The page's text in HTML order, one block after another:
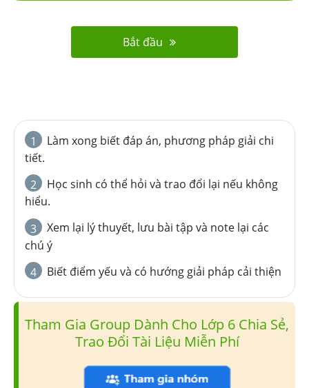
Bắt đầu
1
Làm xong biết đáp án, phương pháp giải chi
tiết.
2
Học sinh có thể hỏi và trao đổi lại nếu không
hiểu.
3
Xem lại lý thuyết, lưu bài tập và note lại các
chú ý
4
Biết điểm yếu và có hướng giải pháp cải thiện
Tham Gia Group Dành Cho Lớp 6 Chia Sẻ,
Trao Đổi Tài Liệu Miễn Phí